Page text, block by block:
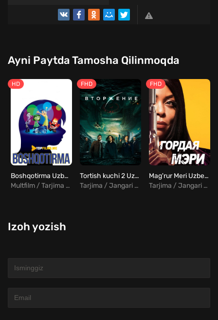
TREYLER
Ayni Paytda Tamosha Qilinmoqda
HD
Boshqotirma Uzbek tilida
Multfilm / Tarjima / Komediya
FHD
Tortish kuchi 2 Uzbek tilida
Tarjima / Jangari / Fantastika
FHD
Mag'rur Meri Uzbek tilida
Tarjima / Jangari / Drama
Izoh yozish